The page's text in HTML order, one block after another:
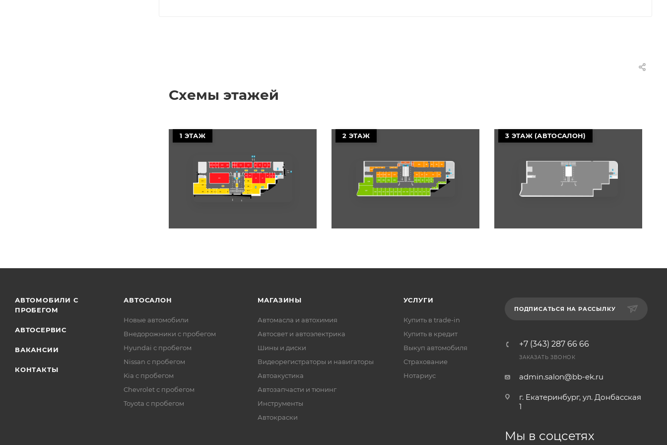
Схемы этажей
1 ЭТАЖ 2 ЭТАЖ 3 ЭТАЖ (АВТОСАЛОН)
АВТОМОБИЛИ С
ПРОБЕГОМ
АВТОСЕРВИС
ВАКАНСИИ
КОНТАКТЫ
АВТОСАЛОН
Новые автомобили
Внедорожники с пробегом
Hyundai с пробегом
Nissan с пробегом
Kia с пробегом
Chevrolet с пробегом
Toyota с пробегом
МАГАЗИНЫ
Автомасла и автохимия
Автосвет и автоэлектрика
Шины и диски
Видеорегистраторы и навигаторы
Автоакустика
Автозапчасти и тюнинг
Инструменты
Автокраски
УСЛУГИ
Купить в trade-in
Купить в кредит
Выкуп автомобиля
Страхование
Нотариус
ПОДПИСАТЬСЯ НА РАССЫЛКУ
+7 (343) 287 66 66
ЗАКАЗАТЬ ЗВОНОК
admin.salon@bb-ek.ru
г. Екатеринбург, ул. Донбасская
1
Мы в соцсетях